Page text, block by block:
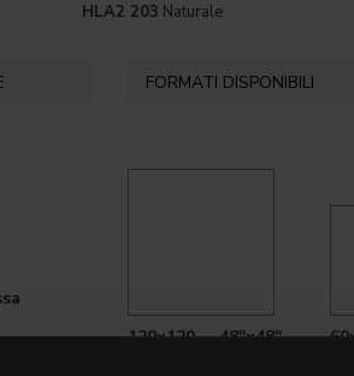
HLA2 203 Naturale
FORMATI DISPONIBILI
120x120 . 48"x48"